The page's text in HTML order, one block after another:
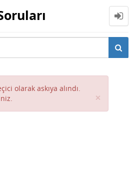
olarak askıya alındı.
×